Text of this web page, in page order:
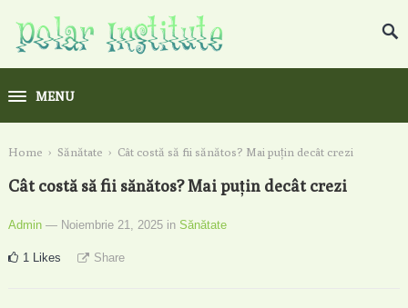
MENU
Home › Sănătate › Cât costă să fii sănătos? Mai puțin decât crezi
Cât costă să fii sănătos? Mai puțin decât crezi
Admin — Noiembrie 21, 2025 in Sănătate
1 Likes Share